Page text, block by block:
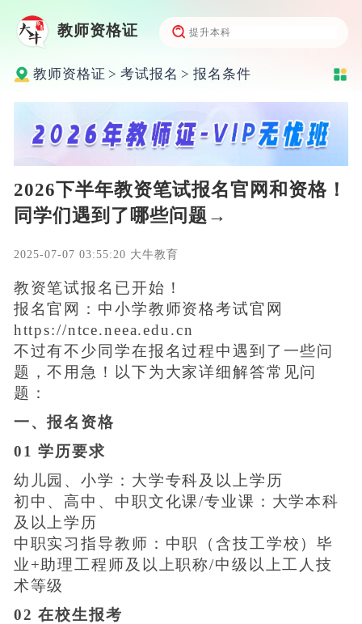
教师资格证
教师资格证 > 考试报名 > 报名条件
2026下半年教资笔试报名官网和资格！
同学们遇到了哪些问题→
2025-07-07 03:55:20 大牛教育
教资笔试报名已开始！
报名官网：中小学教师资格考试官网
https://ntce.neea.edu.cn
不过有不少同学在报名过程中遇到了一些问
题，不用急！以下为大家详细解答常见问
题：
一、报名资格
01 学历要求
幼儿园、小学：大学专科及以上学历
初中、高中、中职文化课/专业课：大学本科
及以上学历
中职实习指导教师：中职（含技工学校）毕
业+助理工程师及以上职称/中级以上工人技
术等级
02 在校生报考